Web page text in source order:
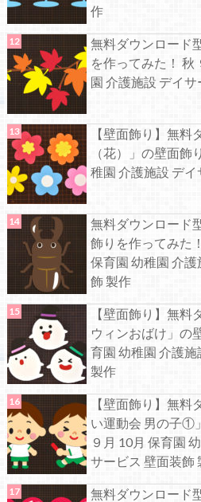
作
無料ダウンロード
を作ってみた！ 秋
園 介護施設 デイ
【壁面飾り】無
（花）」の壁面飾
稚園 介護施設 デ
無料ダウンロード
飾りを作ってみた
保育園 幼稚園 介
飾 製作
【壁面飾り】無料
ウィンおばけ」の
育園 幼稚園 介護
製作
【壁面飾り】無料
い運動会 男の子①
９月 10月 保育園
サービス 壁面装飾
無料ダウンロード